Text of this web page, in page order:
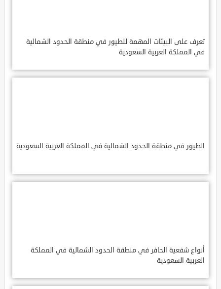
تعرف على البيئات المهمة للطيور في منطقة الحدود الشمالية
في المملكة العربية السعودية
الطيور في منطقة الحدود الشمالية في المملكة العربية السعودية
أنواع شفعية الحافر في منطقة الحدود الشمالية في المملكة
العربية السعودية